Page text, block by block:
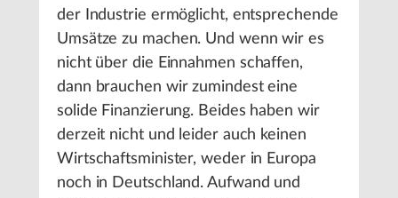
der Industrie ermöglicht, entsprechende
Umsätze zu machen. Und wenn wir es
nicht über die Einnahmen schaffen,
dann brauchen wir zumindest eine
solide Finanzierung. Beides haben wir
derzeit nicht und leider auch keinen
Wirtschaftsminister, weder in Europa
noch in Deutschland. Aufwand und